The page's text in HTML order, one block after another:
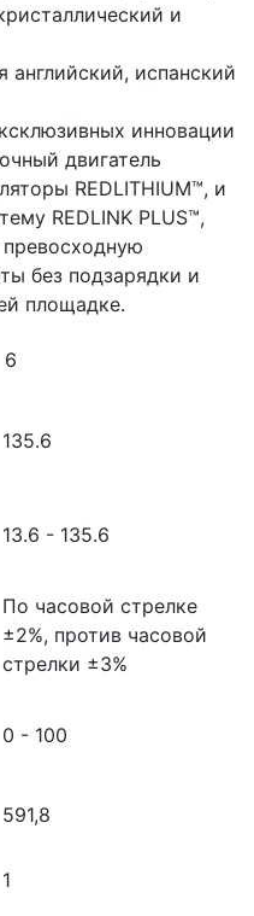
и
испанский
инновации
двигатель
REDLITHIUM™, и
REDLINK PLUS™,
превосходную
без подзарядки и
площадке.
135.6
13.6 - 135.6
По часовой стрелке
±2%, против часовой
стрелки ±3%
0 - 100
591,8
1